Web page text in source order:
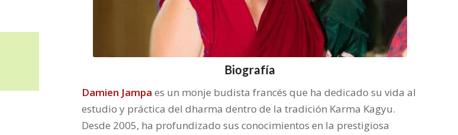
Biografía
Damien Jampa es un monje budista francés que ha dedicado su vida al
estudio y práctica del dharma dentro de la tradición Karma Kagyu.
Desde 2005, ha profundizado sus conocimientos en la prestigiosa